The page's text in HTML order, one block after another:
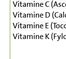
Vitamine C
Vitamine D
Vitamine E
Vitamine K